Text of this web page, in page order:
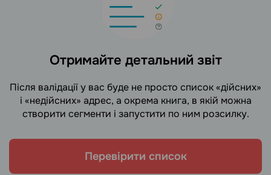
Отримайте детальний звіт
Після валідації у вас буде не просто список «дійсних»
і «недійсних» адрес, а окрема книга, в якій можна
створити сегменти і запустити по ним розсилку.
Перевірити список